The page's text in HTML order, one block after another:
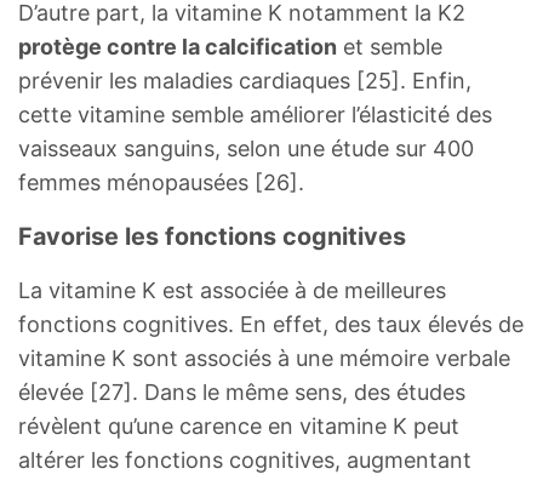
D’autre part, la vitamine K notamment la K2
protège contre la calcification et semble
prévenir les maladies cardiaques [25]. Enfin,
cette vitamine semble améliorer l’élasticité des
vaisseaux sanguins, selon une étude sur 400
femmes ménopausées [26].
Favorise les fonctions cognitives
La vitamine K est associée à de meilleures
fonctions cognitives. En effet, des taux élevés de
vitamine K sont associés à une mémoire verbale
élevée [27]. Dans le même sens, des études
révèlent qu’une carence en vitamine K peut
altérer les fonctions cognitives, augmentant